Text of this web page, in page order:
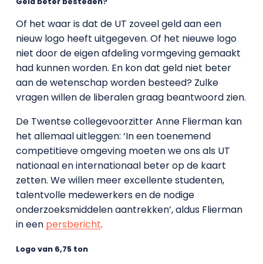
Of het waar is dat de UT zoveel geld aan een
nieuw logo heeft uitgegeven. Of het nieuwe logo
niet door de eigen afdeling vormgeving gemaakt
had kunnen worden. En kon dat geld niet beter
aan de wetenschap worden besteed? Zulke
vragen willen de liberalen graag beantwoord zien.
De Twentse collegevoorzitter Anne Flierman kan
het allemaal uitleggen: ‘In een toenemend
competitieve omgeving moeten we ons als UT
nationaal en internationaal beter op de kaart
zetten. We willen meer excellente studenten,
talentvolle medewerkers en de nodige
onderzoeksmiddelen aantrekken’, aldus Flierman
in een persbericht.
Logo van 6,75 ton